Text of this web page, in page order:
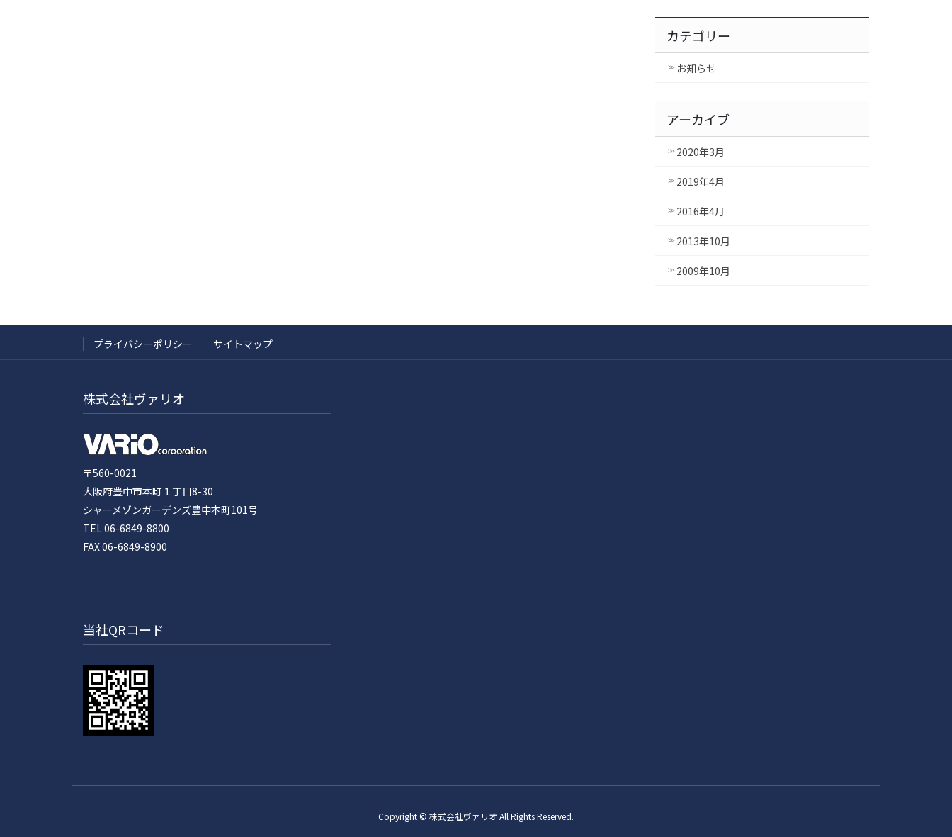
カテゴリー
お知らせ
アーカイブ
2020年3月
2019年4月
2016年4月
2013年10月
2009年10月
プライバシーポリシー サイトマップ
株式会社ヴァリオ
〒560-0021
大阪府豊中市本町１丁目8-30
シャーメゾンガーデンズ豊中本町101号
TEL 06-6849-8800
FAX 06-6849-8900
当社QRコード
Copyright © 株式会社ヴァリオ All Rights Reserved.